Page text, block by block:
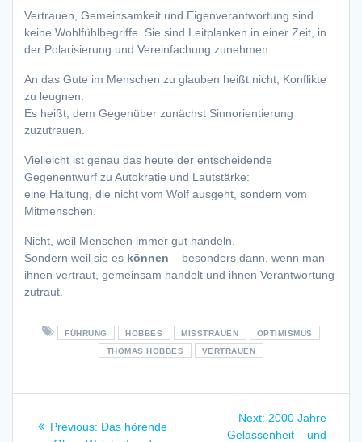
Vertrauen, Gemeinsamkeit und Eigenverantwortung sind
keine Wohlfühlbegriffe. Sie sind Leitplanken in einer Zeit, in
der Polarisierung und Vereinfachung zunehmen.
An das Gute im Menschen zu glauben heißt nicht, Konflikte
zu leugnen.
Es heißt, dem Gegenüber zunächst Sinnorientierung
zuzutrauen.
Vielleicht ist genau das heute der entscheidende
Gegenentwurf zu Autokratie und Lautstärke:
eine Haltung, die nicht vom Wolf ausgeht, sondern vom
Mitmenschen.
Nicht, weil Menschen immer gut handeln.
Sondern weil sie es können – besonders dann, wenn man
ihnen vertraut, gemeinsam handelt und ihnen Verantwortung
zutraut.
FÜHRUNG HOBBES MISSTRAUEN
OPTIMISMUS
THOMAS HOBBES
VERTRAUEN
Previous: Previous
Das hörende
Next: Next
post:
2000 Jahre
Gelassenheit – und